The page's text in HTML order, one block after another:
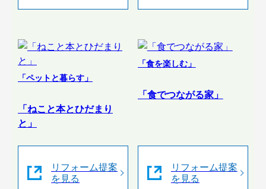
「ペットと暮らす」
「ねこと本とひだまり
と」
リフォーム提案
を見る
「食を楽しむ」
「食でつながる家」
リフォーム提案
を見る